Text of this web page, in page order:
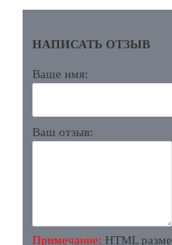
НАПИСАТЬ ОТЗЫВ
Ваше имя:
Ваш отзыв:
Примечание: HTML